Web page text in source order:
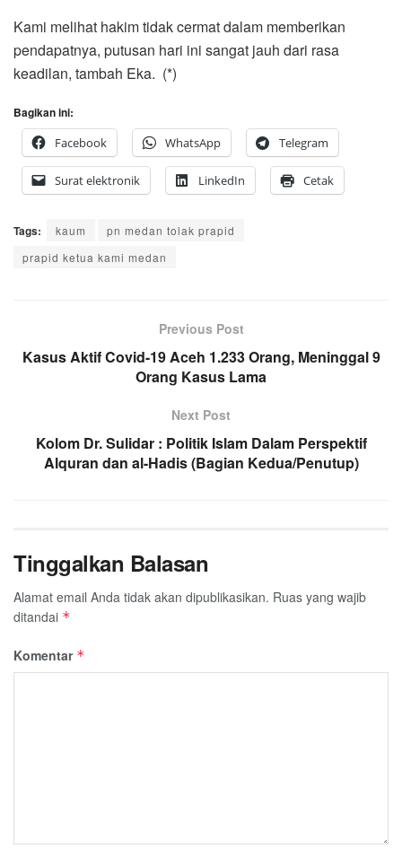
Kami melihat hakim tidak cermat dalam memberikan
pendapatnya, putusan hari ini sangat jauh dari rasa
keadilan, tambah Eka. (*)
Bagikan ini:
Facebook
WhatsApp Telegram
Surat elektronik LinkedIn Cetak
Tags: kaum
pn medan tolak prapid
prapid ketua kami medan
Previous Post
Kasus Aktif Covid-19 Aceh 1.233 Orang, Meninggal 9
Orang Kasus Lama
Next Post
Kolom Dr. Sulidar : Politik Islam Dalam Perspektif
Alquran dan al-Hadis (Bagian Kedua/Penutup)
Tinggalkan Balasan
Alamat email Anda tidak akan dipublikasikan. Ruas yang wajib
ditandai *
Komentar *